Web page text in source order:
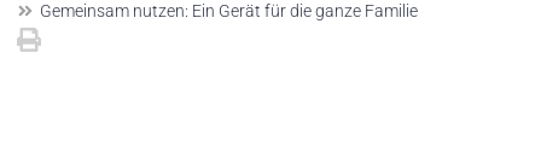
Gemeinsam nutzen: Ein Gerät für die ganze Familie